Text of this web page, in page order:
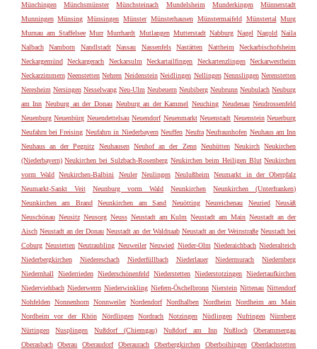
Münchingen
Münchsmünster Münchsteinach Mundelsheim Munderkingen
Münnerstadt
Munningen Münsing Münsingen Münster Münsterhausen Münstermaifeld Münstertal Murg
Murnau am Staffelsee Murr Murrhardt Mutlangen Mutterstadt Nabburg Nagel Nagold Naila
Nalbach
Namborn Nandlstadt Nassau Nassenfels Nastätten Nattheim
Neckarbischofsheim
Neckargemünd Neckargerach Neckarsulm Neckartailfingen Neckartenzlingen Neckarwestheim
Neckarzimmern Neenstetten Nehren Neidenstein Neidlingen Nellingen Nennslingen Nerenstetten
Neresheim Nersingen Nesselwang Neu-Ulm Neubeuern Neubiberg Neubrunn Neubulach Neuburg
am Inn Neuburg an der Donau Neuburg an der Kammel Neuching Neudenau Neudrossenfeld
Neuenburg Neuenbürg Neuendettelsau Neuendorf Neuenmarkt Neuenstadt Neuenstein Neuerburg
Neufahrn bei Freising Neufahrn in Niederbayern Neuffen Neufra Neufraunhofen Neuhaus am Inn
Neuhaus an der Pegnitz
Neuhausen Neuhof an der Zenn Neuhütten Neukirch Neukirchen
(Niederbayern) Neukirchen bei Sulzbach-Rosenberg Neukirchen beim Heiligen Blut Neukirchen
vorm Wald Neukirchen-Balbini Neuler Neulingen Neulußheim
Neumarkt in der Oberpfalz
Neumarkt-Sankt Veit
Neunburg vorm Wald Neunkirchen
Neunkirchen (Unterfranken)
Neunkirchen am Brand
Neunkirchen am Sand Neuötting Neureichenau Neuried
Neusäß
Neuschönau Neusitz Neusorg Neuss Neustadt am Kulm Neustadt am Main Neustadt an der
Aisch Neustadt an der Donau Neustadt an der Waldnaab Neustadt an der Weinstraße Neustadt bei
Coburg Neustetten Neutraubling Neuweiler Neuwied Nieder-Olm Niederaichbach Niederalteich
Niederbergkirchen
Niedereschach Niederfüllbach Niederlauer Niedermurach
Niedernberg
Niedernhall
Niederrieden Niederschönenfeld Niederstetten Niederstotzingen Niedertaufkirchen
Niederviehbach Niederwerrn Niederwinkling Niefern-Öschelbronn Nierstein Nittenau Nittendorf
Nohfelden Nonnenhorn Nonnweiler Nordendorf Nordhalben Nordheim
Nordheim am Main
Nordheim vor der Rhön
Nördlingen Nordrach Notzingen Nüdlingen Nufringen
Nürnberg
Nürtingen
Nusplingen Nußdorf (Chiemgau) Nußdorf am Inn Nußloch
Oberammergau
Oberasbach
Oberau Oberaudorf Oberaurach Oberbergkirchen Oberboihingen
Oberdachstetten